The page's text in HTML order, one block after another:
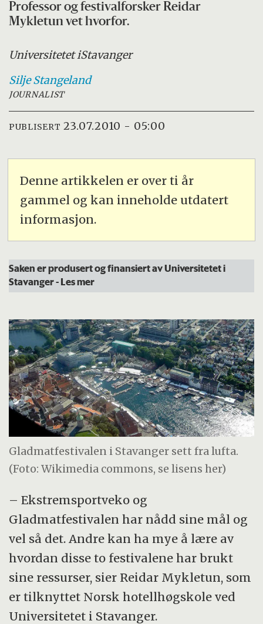
Professor og festivalforsker Reidar
Mykletun vet hvorfor.
Universitetet iStavanger
Silje Stangeland
JOURNALIST
PUBLISERT 23.07.2010 - 05:00
Denne artikkelen er over ti år
gammel og kan inneholde utdatert
informasjon.
Saken er produsert og finansiert av Universitetet i
Stavanger- Les mer
Gladmatfestivalen i Stavanger sett fra lufta.
(Foto: Wikimedia commons, se lisens her)
– Ekstremsportveko og
Gladmatfestivalen har nådd sine mål og
vel så det. Andre kan ha mye å lære av
hvordan disse to festivalene har brukt
sine ressurser, sier Reidar Mykletun, som
er tilknyttet Norsk hotellhøgskole ved
Universitetet i Stavanger.